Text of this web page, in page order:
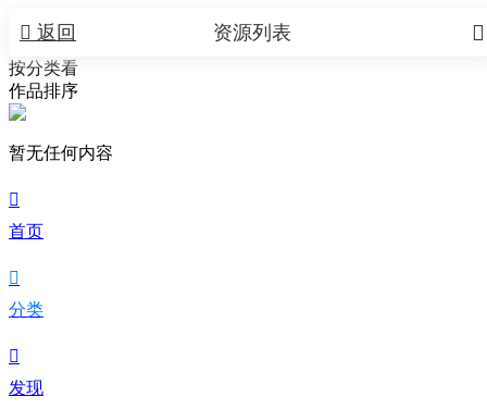
 返回 
资源列表
按分类看
作品排序
暂无任何内容

首页

分类

发现